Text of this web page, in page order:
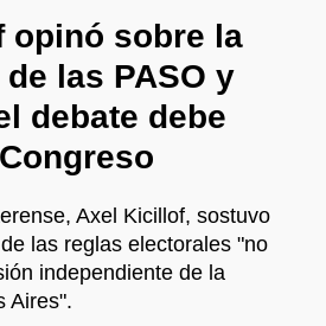
opinó sobre la
las PASO y
debate debe
Axel Kicillof, sostuvo
las reglas electorales "no
independiente de la
Aires".